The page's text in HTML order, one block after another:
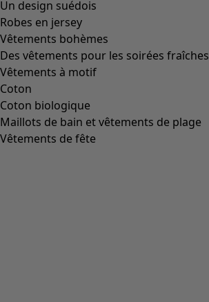
Un design suédois
Robes en jersey
Vêtements bohèmes
Des vêtements pour les soirées fraîches
Vêtements à motif
Coton
Coton biologique
Maillots de bain et vêtements de plage
Vêtements de fête